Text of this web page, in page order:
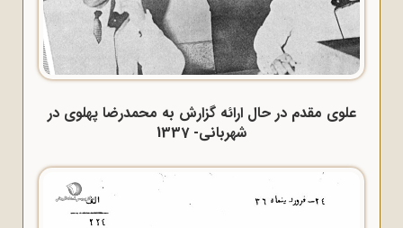
علوی مقدم در حال ارائه گزارش به محمدرضا پهلوی در
شهربانی- 1337